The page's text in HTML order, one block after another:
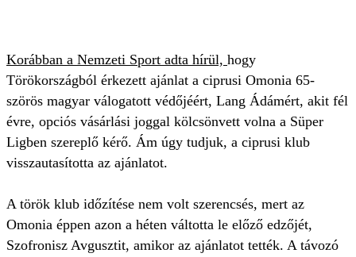
Korábban a Nemzeti Sport adta hírül, hogy
Törökországból érkezett ajánlat a ciprusi Omonia 65-
szörös magyar válogatott védőjéért, Lang Ádámért, akit fél
évre, opciós vásárlási joggal kölcsönvett volna a Süper
Ligben szereplő kérő. Ám úgy tudjuk, a ciprusi klub
visszautasította az ajánlatot.
A török klub időzítése nem volt szerencsés, mert az
Omonia éppen azon a héten váltotta le előző edzőjét,
Szofronisz Avgusztit, amikor az ajánlatot tették. A távozó